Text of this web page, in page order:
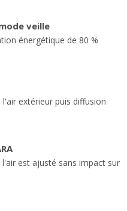
veille
énergétique de 80 %
extérieur puis diffusion
est ajusté sans impact sur